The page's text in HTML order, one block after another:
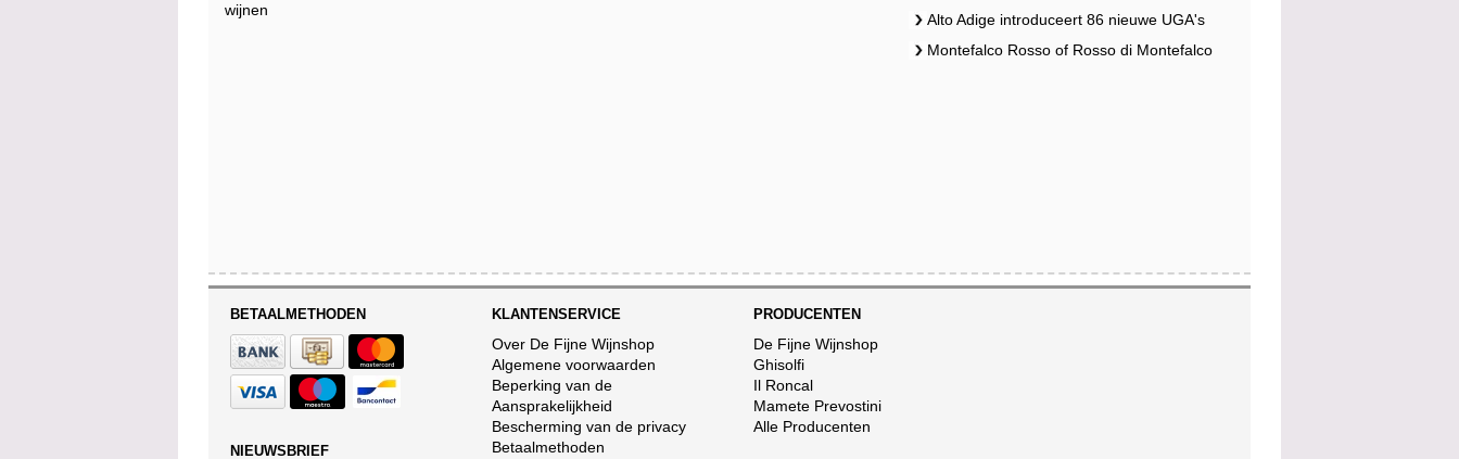
wijnen
Alto Adige introduceert 86 nieuwe UGA's
Montefalco Rosso of Rosso di Montefalco
BETAALMETHODEN
NIEUWSBRIEF
KLANTENSERVICE
Over De Fijne Wijnshop
Algemene voorwaarden
Beperking van de
Aansprakelijkheid
Bescherming van de privacy
Betaalmethoden
PRODUCENTEN
De Fijne Wijnshop
Ghisolfi
Il Roncal
Mamete Prevostini
Alle Producenten